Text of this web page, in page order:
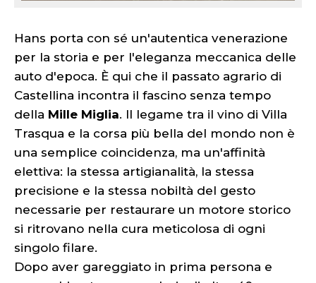
Hans porta con sé un'autentica venerazione
per la storia e per l'eleganza meccanica delle
auto d'epoca. È qui che il passato agrario di
Castellina incontra il fascino senza tempo
della Mille Miglia. Il legame tra il vino di Villa
Trasqua e la corsa più bella del mondo non è
una semplice coincidenza, ma un'affinità
elettiva: la stessa artigianalità, la stessa
precisione e la stessa nobiltà del gesto
necessarie per restaurare un motore storico
si ritrovano nella cura meticolosa di ogni
singolo filare.
Dopo aver gareggiato in prima persona e